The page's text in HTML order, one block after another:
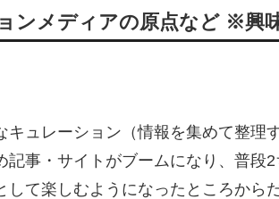
ンメディアの原点など ※興
キュレーション（情報を集めて整理
記事・サイトがブームになり、普段
して楽しむようになったところから